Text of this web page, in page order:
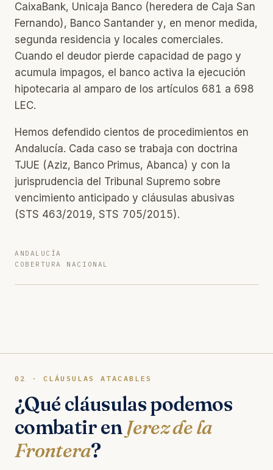
CaixaBank, Unicaja Banco (heredera de Caja San
Fernando), Banco Santander y, en menor medida,
segunda residencia y locales comerciales.
Cuando el deudor pierde capacidad de pago y
acumula impagos, el banco activa la ejecución
hipotecaria al amparo de los artículos 681 a 698
LEC.
Hemos defendido cientos de procedimientos en
Andalucía. Cada caso se trabaja con doctrina
TJUE (Aziz, Banco Primus, Abanca) y con la
jurisprudencia del Tribunal Supremo sobre
vencimiento anticipado y cláusulas abusivas
(STS 463/2019, STS 705/2015).
ANDALUCÍA
COBERTURA NACIONAL
02 · CLÁUSULAS ATACABLES
¿Qué cláusulas podemos
combatir enJerez de la
Frontera?